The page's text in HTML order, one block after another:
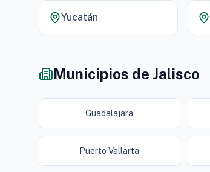
Yucatán
Municipios de Jalisco
Guadalajara
Puerto Vallarta